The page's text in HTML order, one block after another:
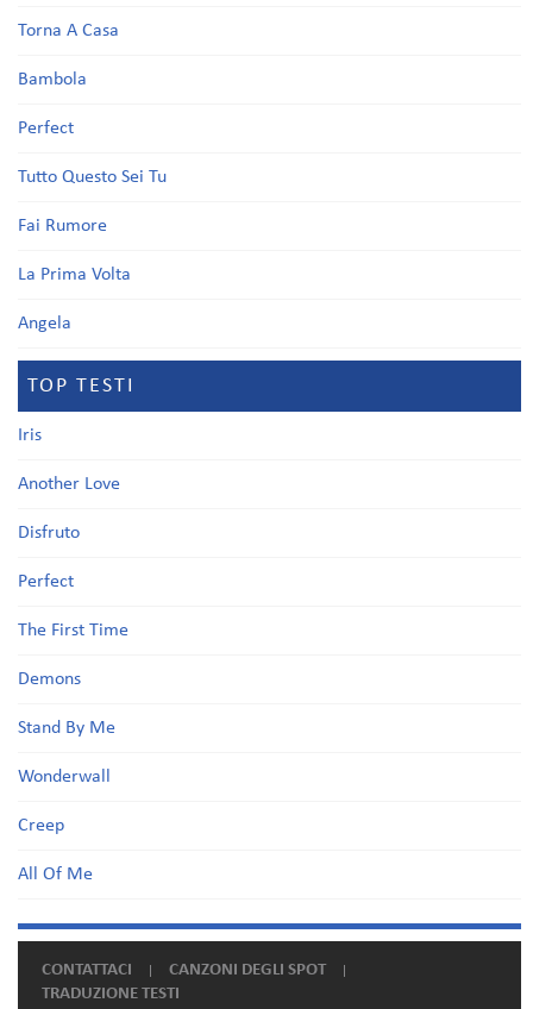
Torna A Casa
Bambola
Perfect
Tutto Questo Sei Tu
Fai Rumore
La Prima Volta
Angela
TOP TESTI
Iris
Another Love
Disfruto
Perfect
The First Time
Demons
Stand By Me
Wonderwall
Creep
All Of Me
CONTATTACI
CANZONI DEGLI SPOT
TRADUZIONE TESTI